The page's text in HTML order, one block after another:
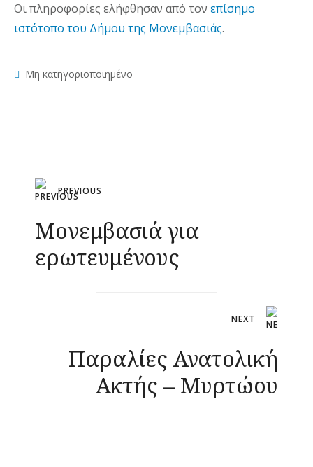
Οι πληροφορίες ελήφθησαν από τον επίσημο
ιστότοπο του Δήμου της Μονεμβασιάς.
Μη κατηγοριοποιημένο
Πλοήγηση
άρθρων
PREVIOUS
Μονεμβασιά για
ερωτευμένους
NEXT
Παραλίες Ανατολική
Ακτής – Μυρτώου